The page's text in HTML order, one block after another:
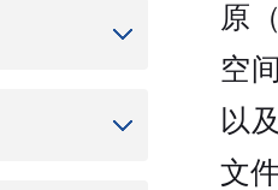
原
空
以
文